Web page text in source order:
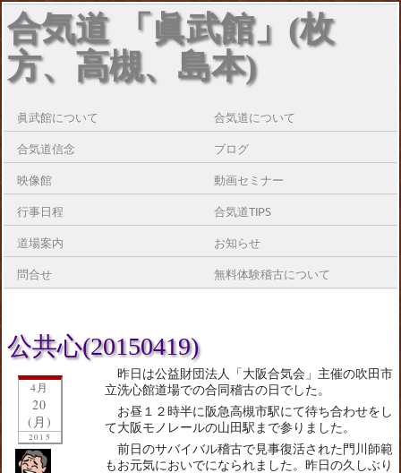
合気道 「眞武館」(枚
方、高槻、島本)
眞武館について 合気道について
合気道信念 ブログ
映像館 動画セミナー
行事日程 合気道TIPS
道場案内 お知らせ
問合せ 無料体験稽古について
公共心(20150419)
4月
20
(月)
2015
昨日は公益財団法人「大阪合気会」主催の吹田市
立洗心館道場での合同稽古の日でした。
お昼１２時半に阪急高槻市駅にて待ち合わせをし
て大阪モノレールの山田駅まで参りました。
前日のサバイバル稽古で見事復活された門川師範
もお元気においでになられました。昨日の久しぶり